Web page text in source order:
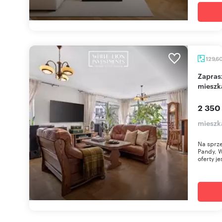
Zapraszam do przestronnego 5-pokojowego
2
Na
Pandy,
oferty